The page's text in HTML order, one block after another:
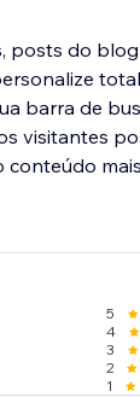
posts do
barra de
visitantes
conteúdo
5
4
3
2
1